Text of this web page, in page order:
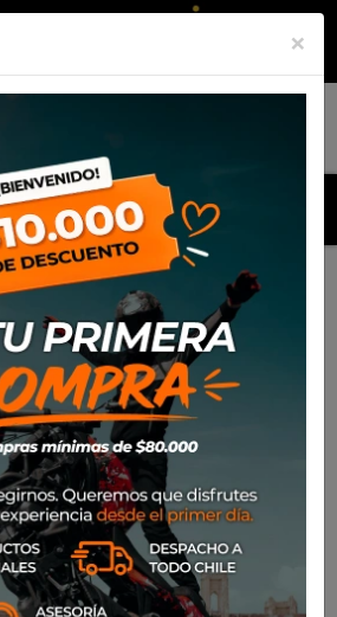
Equipamiento
Guante Spidi Flash R
×